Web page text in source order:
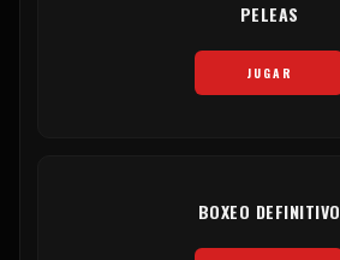
PELEAS
JUGAR
BOXEO DEFINITIVO